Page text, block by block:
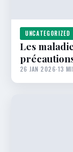
UNCATEGORIZED
Les
26 JAN 2026·13